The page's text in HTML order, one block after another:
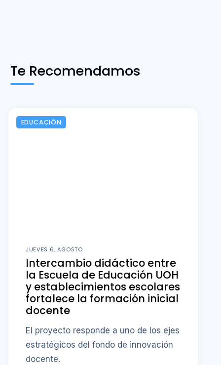
Te Recomendamos
EDUCACIÓN
JUEVES 6, AGOSTO
Intercambio didáctico entre
la Escuela de Educación UOH
y establecimientos escolares
fortalece la formación inicial
docente
El proyecto responde a uno de los ejes
estratégicos del fondo de innovación
docente.